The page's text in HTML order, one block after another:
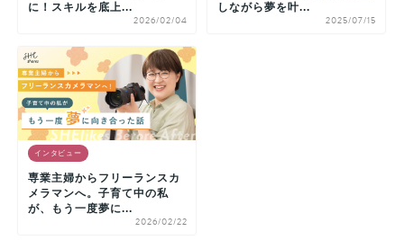
に！スキルを底上...
2026/02/04
しながら夢を叶...
2025/07/15
インタビュー
専業主婦からフリーランスカ
メラマンへ。子育て中の私
が、もう一度夢に...
2026/02/22